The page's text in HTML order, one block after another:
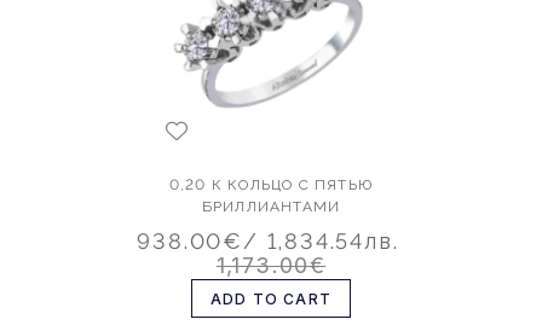
0,20 К КОЛЬЦО С ПЯТЬЮ
БРИЛЛИАНТАМИ
938.00€/ 1,834.54лв.
1,173.00€
ADD TO CART